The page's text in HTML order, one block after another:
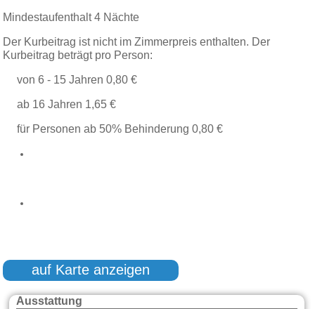
Mindestaufenthalt 4 Nächte
Der Kurbeitrag ist nicht im Zimmerpreis enthalten. Der
Kurbeitrag beträgt pro Person:
von 6 - 15 Jahren 0,80 €
ab 16 Jahren 1,65 €
für Personen ab 50% Behinderung 0,80 €
auf Karte anzeigen
Ausstattung